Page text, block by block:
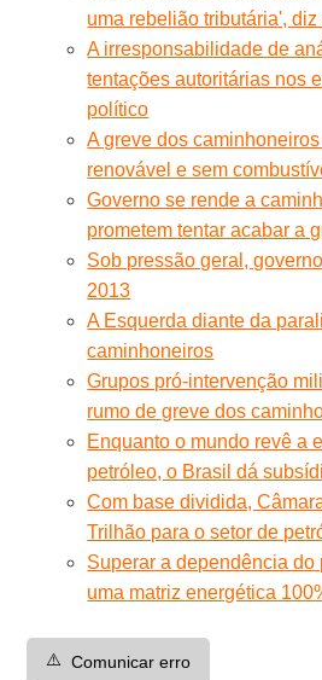
uma rebelião tributária',
A irresponsabilidade de
tentações autoritárias nos
político
A greve dos
renovável e sem
Governo se rende a
prometem tentar acabar a
Sob pressão geral,
2013
A Esquerda diante da
caminhoneiros
Grupos pró-intervenção
rumo de greve dos
Enquanto o mundo revê a
petróleo, o Brasil dá
Com base dividida,
Trilhão para o setor de
Superar a dependência do
uma matriz energética
⚠️ Comunicar erro